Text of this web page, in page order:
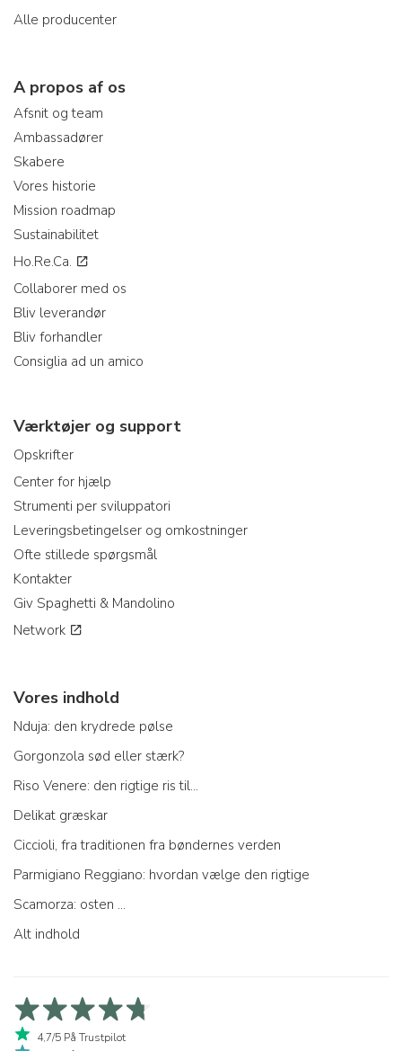
Alle producenter
A propos af os
Afsnit og team
Ambassadører
Skabere
Vores historie
Mission roadmap
Sustainabilitet
Ho.Re.Ca.
Collaborer med os
Bliv leverandør
Bliv forhandler
Consiglia ad un amico
Værktøjer og support
Opskrifter
Center for hjælp
Strumenti per sviluppatori
Leveringsbetingelser og omkostninger
Ofte stillede spørgsmål
Kontakter
Giv Spaghetti & Mandolino
Network
Vores indhold
Nduja: den krydrede pølse
Gorgonzola sød eller stærk?
Riso Venere: den rigtige ris til...
Delikat græskar
Ciccioli, fra traditionen fra bøndernes verden
Parmigiano Reggiano: hvordan vælge den rigtige
Scamorza: osten ...
Alt indhold
4,7/5 På Trustpilot